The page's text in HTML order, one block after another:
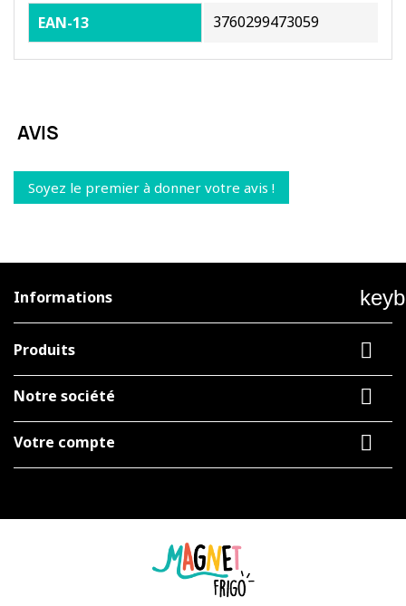
EAN-13
3760299473059
AVIS
Soyez le premier à donner votre avis !
Informations
Produits 
Notre société 
Votre compte 